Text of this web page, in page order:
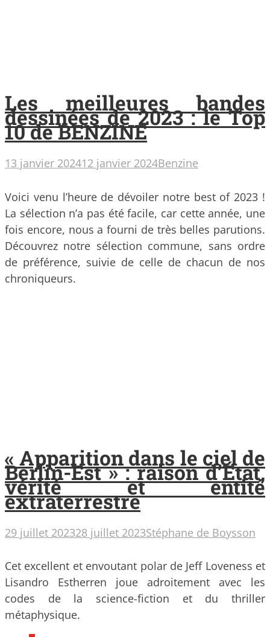
Les meilleures bandes
dessinées de 2023 : le Top
10 de BENZINE
13 janvier 202412 janvier 2024Benzine
Voici venu l’heure de dévoiler notre best of 2023 !
La sélection n’a pas été facile, car cette année, une
fois encore, nous a fourni de très belles parutions.
Découvrez notre sélection commune, sans ordre
de préférence, suivie de celle de chacun de nos
chroniqueurs.
« Apparition dans le ciel de
Berlin-Est » : raison d’État,
vérité et entité
extraterrestre
29 juillet 202328 juillet 2023Stéphane de Boysson
Cet excellent et envoutant polar de Jeff Loveness et
Lisandro Estherren joue adroitement avec les
codes de la science-fiction et du thriller
métaphysique.